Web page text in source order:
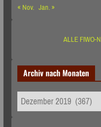
« Nov. Jan. »
ALLE FIWO-
Archiv nach Monaten
Archiv
nach